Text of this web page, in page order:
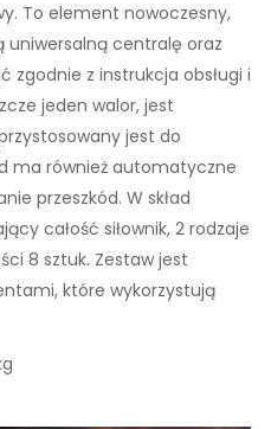
To element nowoczesny,
centralę oraz
zgodnie z instrukcja obsługi i
jeden walor, jest
jest do
ma również automatyczne
przeszkód. W skład
całość siłownik, 2 rodzaje
8 sztuk. Zestaw jest
które wykorzystują